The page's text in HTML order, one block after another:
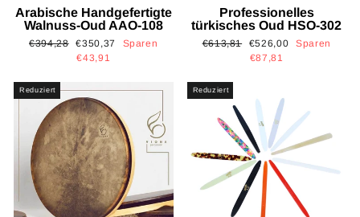
Arabische Handgefertigte
Walnuss-Oud AAO-108
Normaler
€394,28 Sonderpreis
€350,37
Sparen
€43,91
Professionelles
türkisches Oud HSO-302
Normaler
€613,81 Sonderpreis
€526,00
Sparen
€87,81
Reduziert Reduziert